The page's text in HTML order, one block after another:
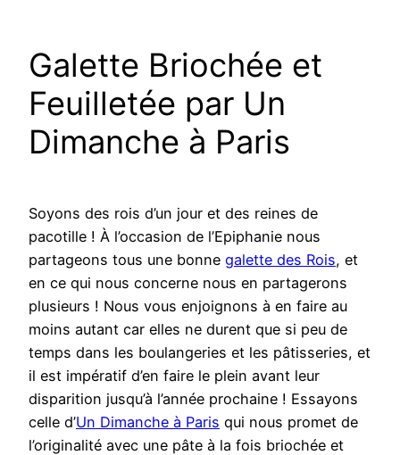
Galette Briochée et
Feuilletée par Un
Dimanche à Paris
Soyons des rois d’un jour et des reines de
pacotille ! À l’occasion de l’Epiphanie nous
partageons tous une bonne galette des Rois, et
en ce qui nous concerne nous en partagerons
plusieurs ! Nous vous enjoignons à en faire au
moins autant car elles ne durent que si peu de
temps dans les boulangeries et les pâtisseries, et
il est impératif d’en faire le plein avant leur
disparition jusqu’à l’année prochaine ! Essayons
celle d’Un Dimanche à Paris qui nous promet de
l’originalité avec une pâte à la fois briochée et